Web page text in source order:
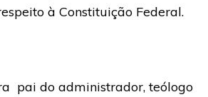
à Constituição Federal.
pai do administrador, teólogo